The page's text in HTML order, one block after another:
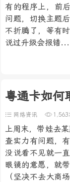
有的程序上，前
问题，切换主题
不折腾了，等有
说过升级会报错...
粤通卡如何
网络资讯 1,563
上周末，带娃去
查实力有问题，
没说看不见就一
眼镜的意愿，就
（坚决不去大商